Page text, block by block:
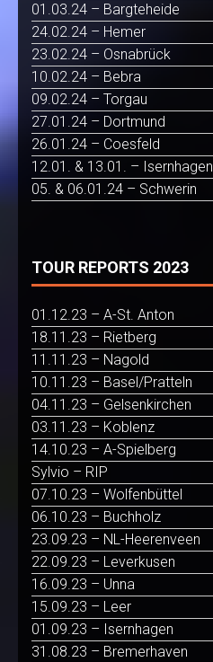
01.03.24 – Bargteheide
24.02.24 – Hemer
23.02.24 – Osnabrück
10.02.24 – Bebra
09.02.24 – Torgau
27.01.24 – Dortmund
26.01.24 – Coesfeld
12.01. & 13.01. – Isernhagen
05. & 06.01.24 – Schwerin
TOUR REPORTS 2023
01.12.23 – A-St. Anton
18.11.23 – Rietberg
11.11.23 – Nagold
10.11.23 – Basel/Pratteln
04.11.23 – Gelsenkirchen
03.11.23 – Koblenz
14.10.23 – A-Spielberg
Sylvio – RIP
07.10.23 – Wolfenbüttel
06.10.23 – Buchholz
23.09.23 – NL-Heerenveen
22.09.23 – Leverkusen
16.09.23 – Unna
15.09.23 – Leer
01.09.23 – Isernhagen
31.08.23 – Bremerhaven